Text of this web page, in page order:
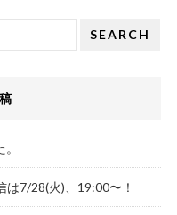
SEARCH
7/28(火)、19:00〜！